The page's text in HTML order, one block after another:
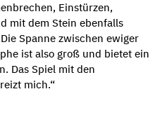
Einstürzen,
mit dem Stein ebenfalls
Spanne zwischen ewiger
ist also groß und bietet ein
Das Spiel mit den
mich.“